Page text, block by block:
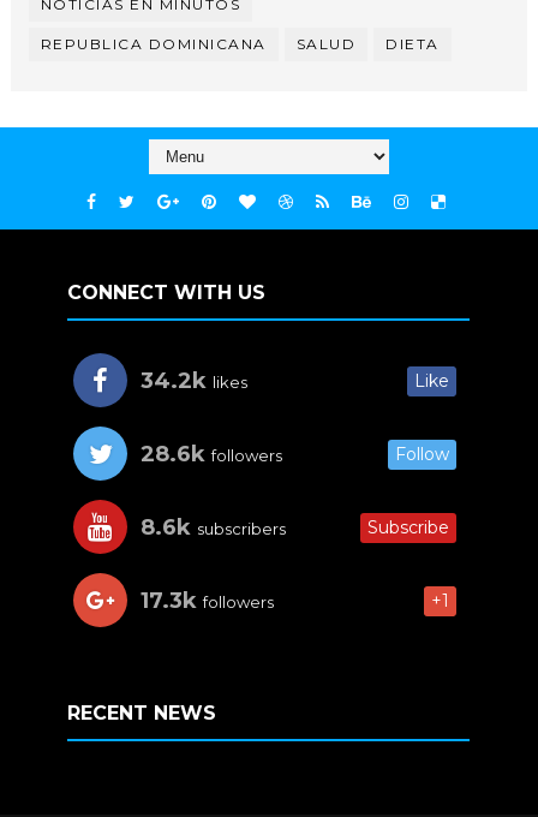
NOTICIAS EN MINUTOS
REPUBLICA DOMINICANA SALUD DIETA
CONNECT WITH US
34.2k likes Like
28.6k followers Follow
8.6k subscribers Subscribe
17.3k followers +1
RECENT NEWS